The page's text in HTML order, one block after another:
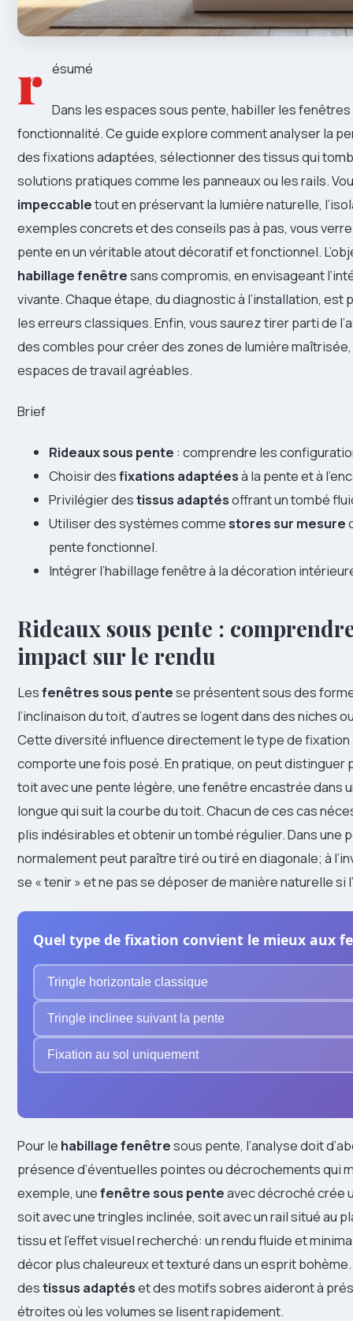
r ésumé
Dans les espaces sous pente, habiller les
fonctionnalité. Ce guide explore comment analyser la
des fixations adaptées, sélectionner des tissus qui
solutions pratiques comme les panneaux ou les rails.
impeccabletout en préservant la lumière naturelle,
exemples concrets et des conseils pas à pas, vous
pente en un véritable atout décoratif et fonctionnel.
habillage fenêtresans compromis, en envisageant
vivante. Chaque étape, du diagnostic à l’installation,
les erreurs classiques. Enfin, vous saurez tirer parti de
des combles pour créer des zones de lumière
espaces de travail agréables.
Brief
Rideaux sous pente : comprendre les
Choisir desfixations adaptéesà la pente et à
Privilégier destissus adaptésoffrant un tombé
Utiliser des systèmes commestores sur mesure
pente fonctionnel.
Intégrer l’habillage fenêtre à la décoration
Rideaux sous pente :
impact sur le rendu
Lesfenêtres sous pentese présentent sous des
l’inclinaison du toit, d’autres se logent dans des niches
Cette diversité influence directement le type de
comporte une fois posé. En pratique, on peut
toit avec une pente légère, une fenêtre encastrée dans
longue qui suit la courbe du toit. Chacun de ces cas
plis indésirables et obtenir un tombé régulier. Dans une
normalement peut paraître tiré ou tiré en diagonale; à
se « tenir » et ne pas se déposer de manière naturelle si
Quel type de fixation convient le mieux aux
Tringle horizontale classique
Tringle inclinee suivant la pente
Fixation au sol uniquement
Pour le habillage fenêtresous pente, l’analyse doit
présence d’éventuelles pointes ou décrochements qui
exemple, unefenêtre sous penteavec décroché crée
soit avec une tringles inclinée, soit avec un rail situé au
tissu et l’effet visuel recherché: un rendu fluide et
décor plus chaleureux et texturé dans un esprit
destissus adaptéset des motifs sobres aideront à
étroites où les volumes se lisent rapidement.